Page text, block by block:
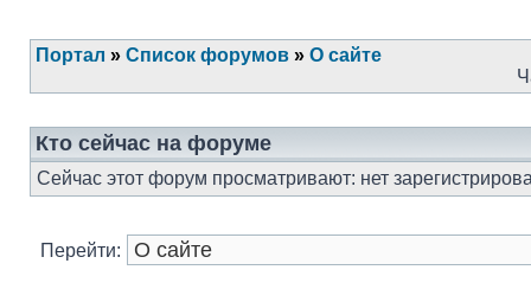
Портал » Список форумов » О сайте
Кто сейчас на форуме
Сейчас этот форум просматривают: нет
Перейти: